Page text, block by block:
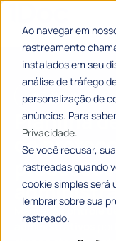
Ao navegar em
rastreamento
instalados em seu
análise de tráfego
personalização de
anúncios. Para
Privacidade.
Se você recusar,
rastreadas quando
cookie simples será
lembrar sobre sua
rastreado.
#PLANILHA
Planilha
de
processos
Manter ocontrole
administrativos